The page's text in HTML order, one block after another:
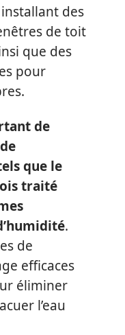
des
de toit
que des
pour
de
que le
traité
.
de
efficaces
éliminer
l’eau